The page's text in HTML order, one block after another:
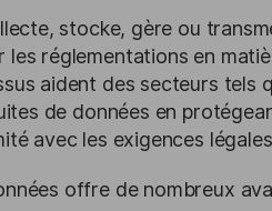
stocke, gère ou
les réglementations en
aident des secteurs tels
de données en
avec les exigences
offre de nombreux